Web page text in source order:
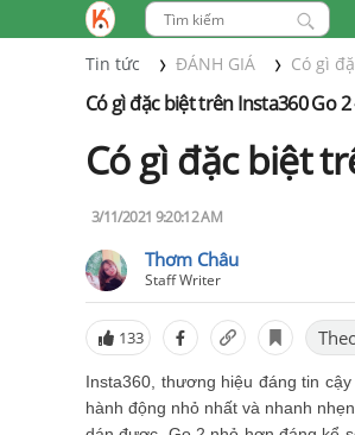
Tin tức ĐÁNH GIÁ Có gì
Có gì đặc biệt trên Insta360 Go
Có gì đặc biệt
3/11/2021 9:20:12 AM
Thơm Châu
Staff Writer
133
Insta360, thương hiệu đáng tin
hành động nhỏ nhất và nhanh